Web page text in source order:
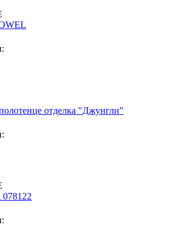
отделка "Джунгли"